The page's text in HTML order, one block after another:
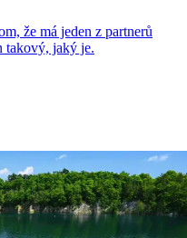
že má jeden z partnerů
takový, jaký je.